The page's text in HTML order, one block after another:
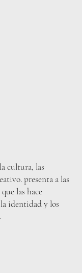
cultura, las
presenta a las
las hace
identidad y los